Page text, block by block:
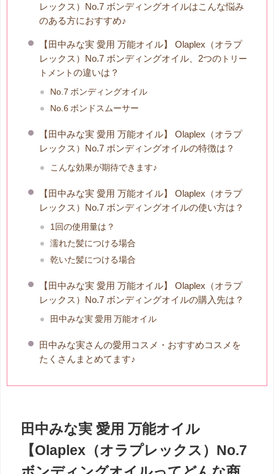
レックス）No.7 ボンディングオイルはこんな悩み
のある方におすすめ♪
【田中みな実 愛用 万能オイル】 Olaplex（オラプ
レックス）No.7 ボンディングオイル、2つの トリー
トメント の違いは？
No.7 ボンディングオイル
No.6 ボンドスムーサー
【田中みな実 愛用 万能オイル】 Olaplex（オラプ
レックス）No.7 ボンディングオイルの特徴は？
こんな効果が期待できます♪
【田中みな実 愛用 万能オイル】 Olaplex（オラプ
レックス）No.7 ボンディングオイルの使い方は？
1回の使用量は？
濡れた髪につける場合
乾いた髪につける場合
【田中みな実 愛用 万能オイル】 Olaplex（オラプ
レックス）No.7 ボンディングオイルの購入先は？
田中みな実 愛用 万能オイル
田中みな実さんの愛用コスメ・おすすめコスメを
たくさんまとめてます♪
田中みな実 愛用 万能オイル
【Olaplex（オラプレックス）No.7